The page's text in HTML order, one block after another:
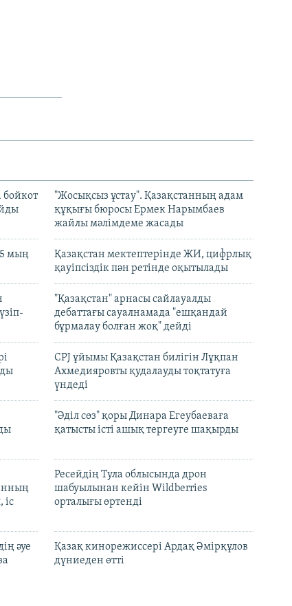
бойкот
"Жосықсыз ұстау". Қазақстанның адам
құқығы бюросы Ермек Нарымбаев
жайлы мәлімдеме жасады
мың
Қазақстан мектептерінде ЖИ, цифрлық
қауіпсіздік пән ретінде оқытылады
"Қазақстан" арнасы сайлауалды
дебаттағы сауалнамада "ешқандай
бұрмалау болған жоқ" дейді
CPJ ұйымы Қазақстан билігін Лұқпан
Ахмедияровты қудалауды тоқтатуға
үндеді
"Әділ сөз" қоры Динара Егеубаеваға
қатысты істі ашық тергеуге шақырды
іс
Ресейдің Тула облысында дрон
шабуылынан кейін Wildberries
орталығы өртенді
әуе
Қазақ кинорежиссері Ардақ Әмірқұлов
дүниеден өтті